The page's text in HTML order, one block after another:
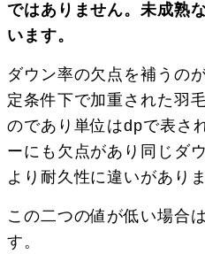
ではありません。未成熟
います。
ダウン率の欠点を補うの
定条件下で加重された羽
のであり単位はdpで表さ
ーにも欠点があり同じダ
より耐久性に違いがありま
この二つの値が低い場合
す。